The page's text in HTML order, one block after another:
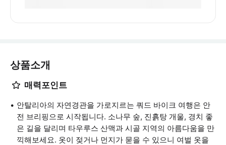
상품소개
매력포인트
안탈리아의 자연경관을 가로지르는 쿼드 바이크 여행은 안
전 브리핑으로 시작됩니다. 소나무 숲, 진흙탕 개울, 경치 좋
은 길을 달리며 타우루스 산맥과 시골 지역의 아름다움을 만
끽해보세요. 옷이 젖거나 먼지가 묻을 수 있으니 여벌 옷을